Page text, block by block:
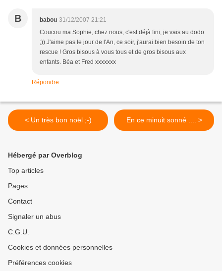
B babou 31/12/2007 21:21
Coucou ma Sophie, chez nous, c'est déjà fini, je vais au dodo
;)) J'aime pas le jour de l'An, ce soir, j'aurai bien besoin de ton
rescue ! Gros bisous à vous tous et de gros bisous aux
enfants. Béa et Fred xxxxxxx
Répondre
< Un très bon noël ;-) En ce minuit sonné .... >
Hébergé par Overblog
Top articles
Pages
Contact
Signaler un abus
C.G.U.
Cookies et données personnelles
Préférences cookies